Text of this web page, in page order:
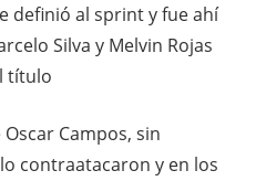
definió al sprint y fue ahí
Silva y Melvin Rojas
título
Campos, sin
contraatacaron y en los